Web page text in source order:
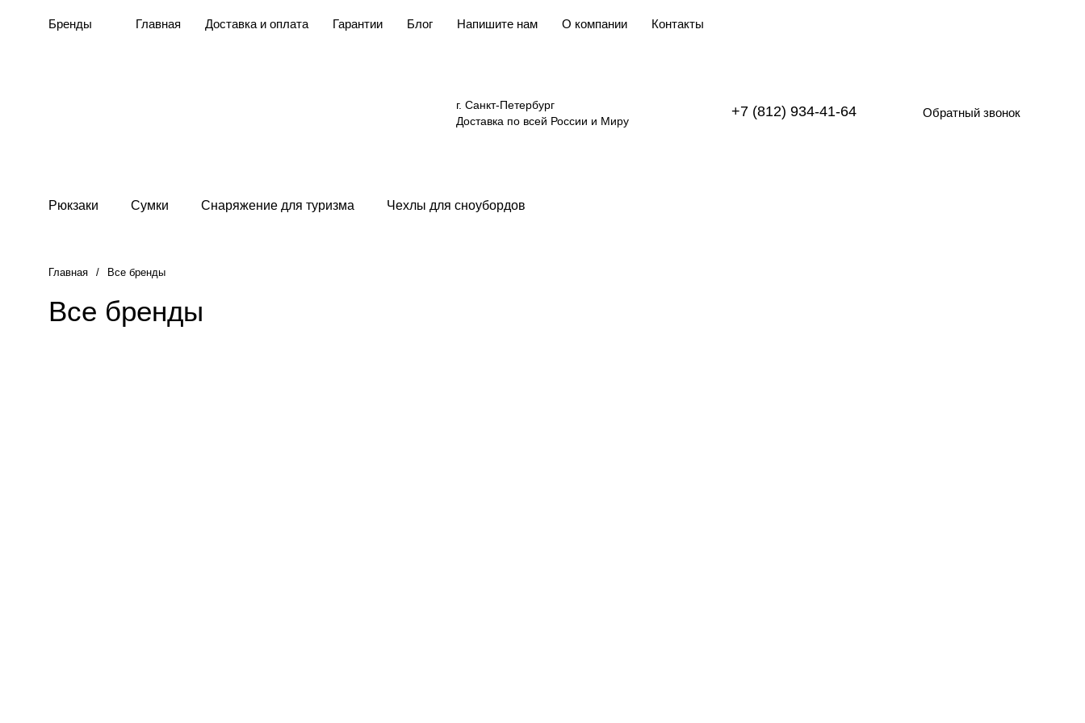
Бренды Главная Доставка и оплата Гарантии Блог Напишите нам О компании Контакты
г. Санкт-Петербург
Доставка по всей России и Миру
+7 (812) 934-41-64 Обратный звонок
Рюкзаки Сумки Снаряжение для туризма Чехлы для сноубордов
Главная / Все бренды
Все бренды